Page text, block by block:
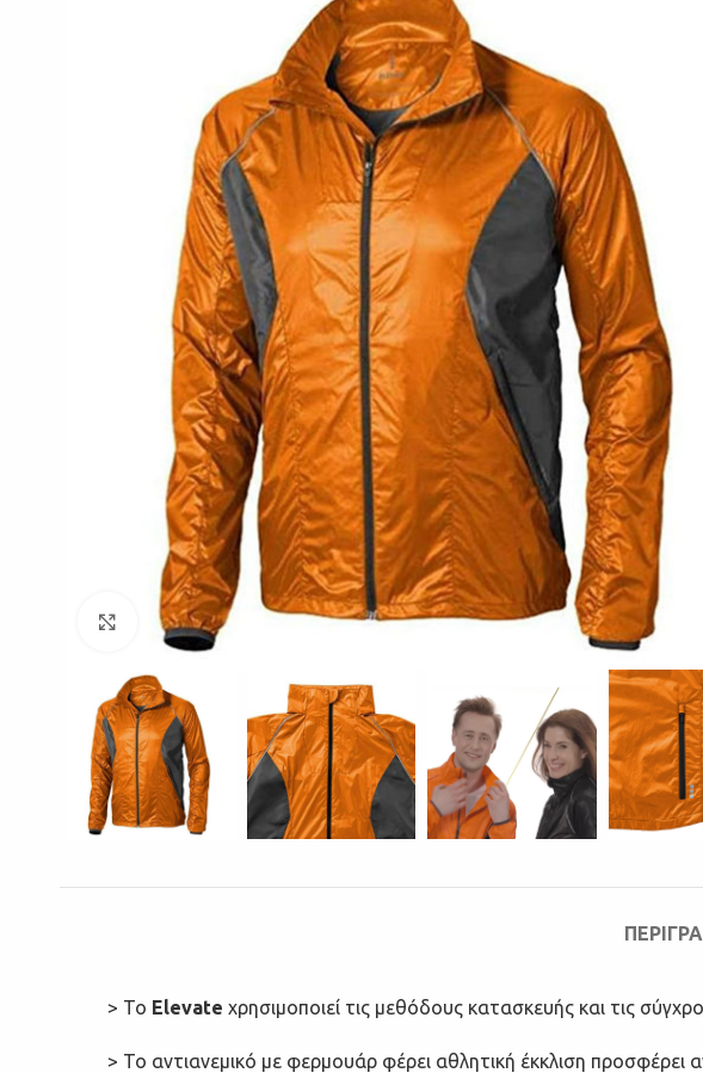
Click to enlarge
> Το Elevate χρησιμοποιεί τις μεθόδους κατασκευής και τις
> Το αντιανεμικό με φερμουάρ φέρει αθλητική έκκλιση προσφέρει